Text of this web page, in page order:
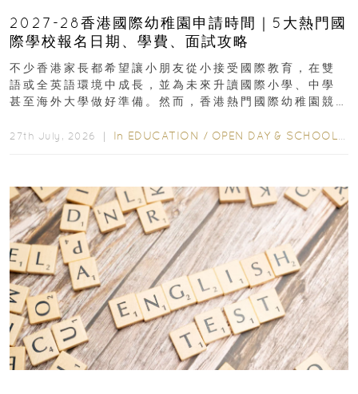
2027-28香港國際幼稚園申請時間｜5大熱門國
際學校報名日期、學費、面試攻略
不少香港家長都希望讓小朋友從小接受國際教育，在雙
語或全英語環境中成長，並為未來升讀國際小學、中學
甚至海外大學做好準備。然而，香港熱門國際幼稚園競
27th July, 2026 ｜ In EDUCATION / OPEN DAY & SCHOOL EVENTS